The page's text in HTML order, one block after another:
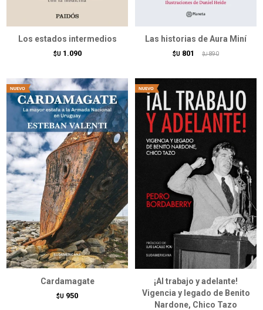
Los estados intermedios
$U 1.090
Las historias de Aura Miní
$U 801 $U 890
Cardamagate
$U 950
¡Al trabajo y adelante!
Vigencia y legado de Benito
Nardone, Chico Tazo